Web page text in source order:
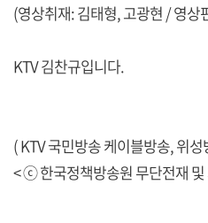
(영상취재: 김태형, 고광현 / 영상
KTV 김찬규입니다.
( KTV 국민방송 케이블방송, 위
< ⓒ 한국정책방송원 무단전재 및